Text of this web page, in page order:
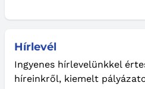
Hírlevél
Ingyenes hírlevelünkkel
híreinkről, kiemelt